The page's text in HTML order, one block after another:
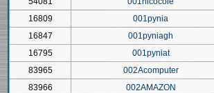
16809
001pynia
16847
001pyniagh
16795
001pyniat
83965
002Acomputer
83966
002AMAZON